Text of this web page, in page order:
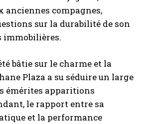
anciennes compagnes,
sur la durabilité de son
immobilières.
bâtie sur le charme et la
Plaza a su séduire un large
émérites apparitions
le rapport entre sa
et la performance